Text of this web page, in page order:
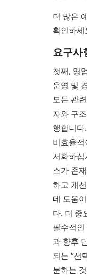
더 많은
확인하세
요구사
첫째, 영
운영 및
모든 관
자와 구
행합니
비효율
서화하십
스가 존
하고 개
데 도움
다. 더 중
필수적인
과 향후
되는 “선
분하는